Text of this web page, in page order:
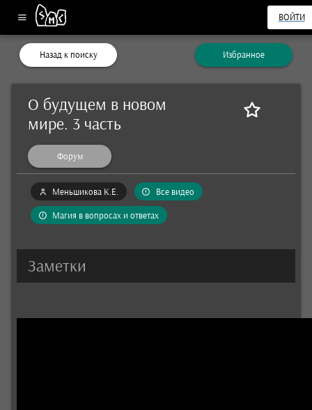
ВОЙТИ
Назад к поиску Избранное
О будущем в новом
мире. 3 часть
Форум
Меньшикова К.Е. Все видео
Магия в вопросах и ответах
Заметки